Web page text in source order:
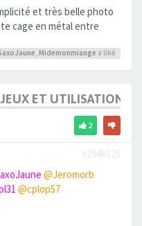
et très belle photo
cage en métal entre
, Midemonmiange a liké
JEUX ET UTILISATION,
2
#2946125
@Jeromorb
@cplop57